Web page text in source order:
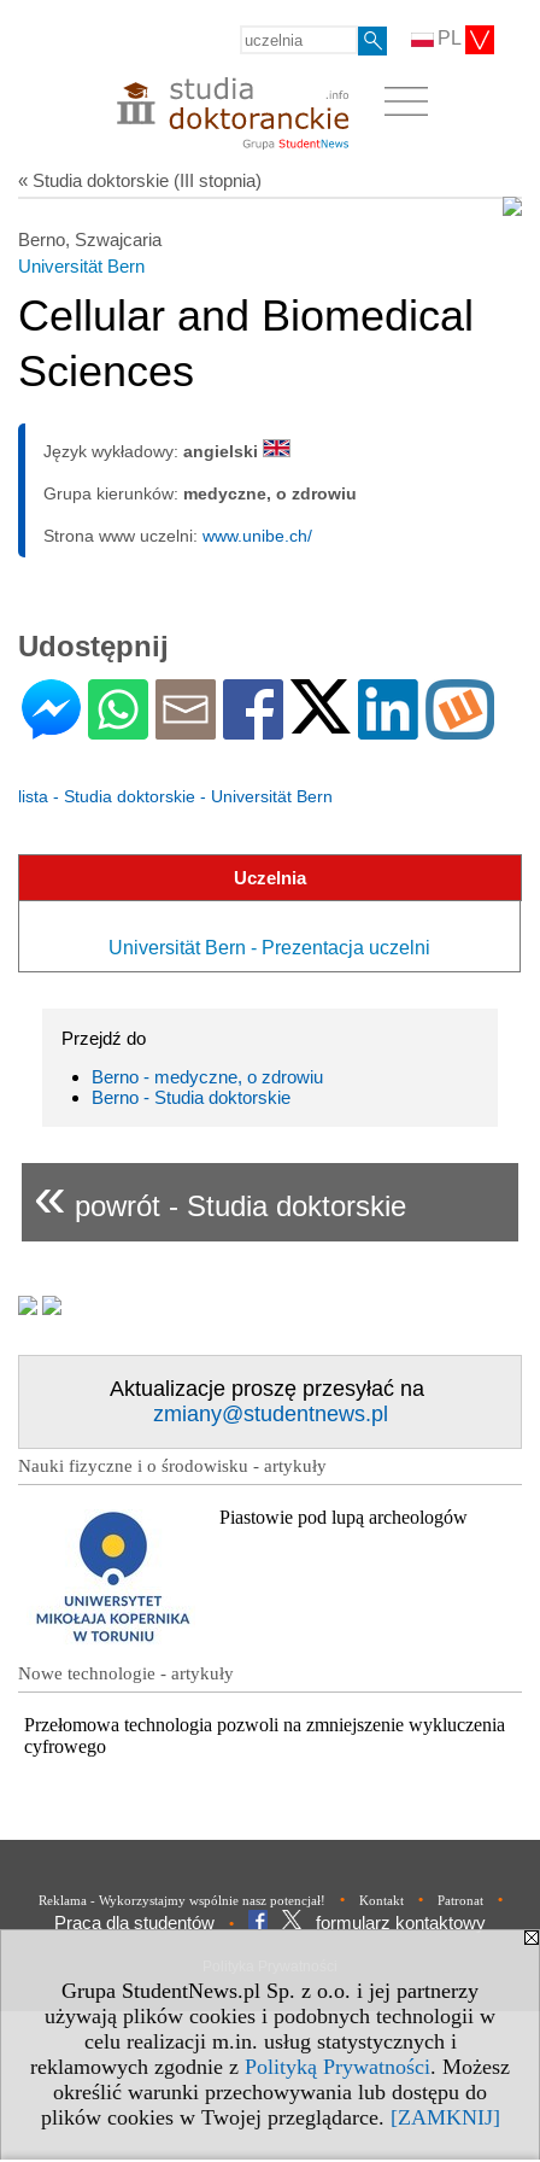
Grupa StudentNews.pl Sp. z o.o. i jej partnerzy
używają plików cookies i podobnych technologii w
celu realizacji m.in. usług statystycznych i
reklamowych zgodnie z Polityką Prywatności. Możesz
określić warunki przechowywania lub dostępu do
plików cookies w Twojej przeglądarce. [ZAMKNIJ]
PL
« Studia doktorskie (III stopnia)
Berno, Szwajcaria
Universität Bern
Cellular and Biomedical
Sciences
Język wykładowy: angielski
Grupa kierunków: medyczne, o zdrowiu
Strona www uczelni: www.unibe.ch/
Udostępnij
lista - Studia doktorskie - Universität Bern
Uczelnia
Universität Bern - Prezentacja uczelni
Przejdź do
Berno - medyczne, o zdrowiu
Berno - Studia doktorskie
« powrót - Studia doktorskie
Aktualizacje proszę przesyłać na
zmiany@studentnews.pl
Nauki fizyczne i o środowisku - artykuły
Piastowie pod lupą archeologów
Nowe technologie - artykuły
Przełomowa technologia pozwoli na zmniejszenie wykluczenia
cyfrowego
Reklama - Wykorzystajmy wspólnie nasz potencjał! • Kontakt • Patronat •
Praca dla studentów • formularz kontaktowy